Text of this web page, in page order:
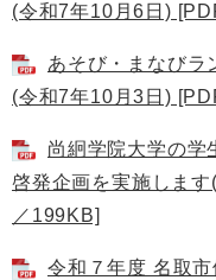
(令和7年10月6日)
あそび・まなびラ
(令和7年10月3日)
尚絅学院大学の学
啓発企画を実施しま
／199KB]
令和７年度 名取